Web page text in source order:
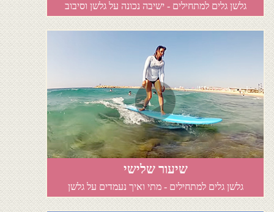
גלשן גלים למתחילים - ישיבה נכונה על גלשן וסיבוב
שיעור שלישי
גלשן גלים למתחילים - מתי ואיך נעמדים על גלשן